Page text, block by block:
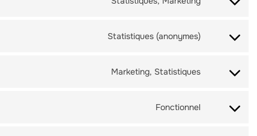
Statistiques (anonymes)
Marketing, Statistiques
Fonctionnel